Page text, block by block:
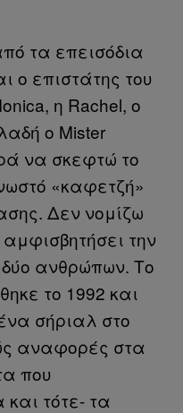
τα επεισόδια
ο επιστάτης του
η Rachel, o
ο Mister
να σκεφτώ το
«καφετζή»
Δεν νομίζω
την
ανθρώπων. Το
το 1992 και
σήριαλ στο
αναφορές στα
που
τότε- τα